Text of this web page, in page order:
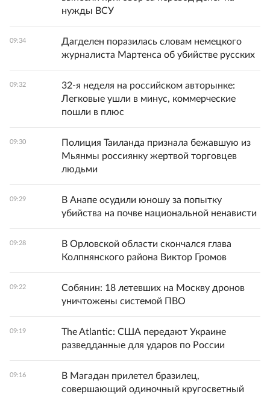
нужды ВСУ
09:34
Дагделен поразилась словам немецкого
журналиста Мартенса об убийстве русских
09:32
32-я неделя на российском авторынке:
Легковые ушли в минус, коммерческие
пошли в плюс
09:30
Полиция Таиланда признала бежавшую из
Мьянмы россиянку жертвой торговцев
людьми
09:29
В Анапе осудили юношу за попытку
убийства на почве национальной ненависти
09:28
В Орловской области скончался глава
Колпнянского района Виктор Громов
09:22
Собянин: 18 летевших на Москву дронов
уничтожены системой ПВО
09:19
The Atlantic: США передают Украине
разведданные для ударов по России
09:16
В Магадан прилетел бразилец,
совершающий одиночный кругосветный